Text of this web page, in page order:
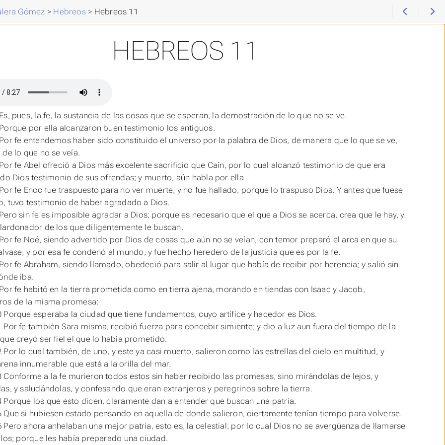
Gómez > Hebreos> Hebreos 11
HEBREOS 11
pues, la fe, la sustancia de las cosas que se esperan, la demostración de lo que no se ve.
por ella alcanzaron buen testimonio los antiguos.
fe entendemos haber sido constituido el universo por la palabra de Dios, de manera que lo que se ve,
lo que no se veía.
fe Abel ofreció a Dios más excelente sacrificio que Caín, por lo cual alcanzó testimonio de que era
Dios testimonio de sus ofrendas; y muerto, aún habla por ella.
fe Enoc fue traspuesto para no ver muerte, y no fue hallado, porque lo traspuso Dios. Y antes que fuese
tuvo testimonio de haber agradado a Dios.
sin fe es imposible agradar a Dios; porque es necesario que el que a Dios se acerca, crea que le hay, y
de los que diligentemente le buscan.
fe Noé, siendo advertido por Dios de cosas que aún no se veían, con temor preparó el arca en que su
y por esafe condenó al mundo, y fue hecho heredero de la justicia que es por la fe.
fe Abraham, siendo llamado, obedeció para salir al lugar que había de recibir por herencia; y salió sin
iba.
fe habitó en la tierra prometida como en tierra ajena, morando en tiendas con Isaac y Jacob,
de la misma promesa:
Porque esperaba la ciudad que tiene fundamentos, cuyo artífice y hacedor es Dios.
Por fe también Sara misma, recibió fuerza para concebir simiente; y dio a luz aun fuera del tiempo de la
creyó ser fiel el que lo había prometido.
Por lo cual también, de uno, y este ya casi muerto, salieron como las estrellas del cielo en multitud, y
innumerable que está a la orilla del mar.
Conforme a la fe murieron todos estos sin haber recibido las promesas, sino mirándolas de lejos, y
y saludándolas, y confesando que eran extranjeros y peregrinos sobre la tierra.
Porque los que esto dicen, claramente dan a entender que buscan una patria.
Que si hubiesen estado pensando en aquella de donde salieron, ciertamente tenían tiempo para volverse.
Pero ahora anhelaban una mejor patria , esto es, la celestial; por lo cual Dios no se avergüenza de llamarse
porque les había preparado una ciudad.